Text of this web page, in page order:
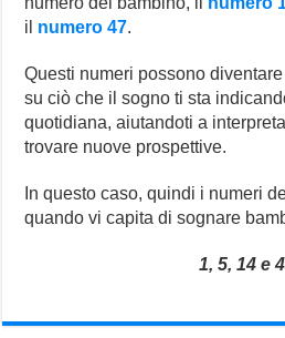
il numero 47.
Questi numeri possono
su ciò che il sogno ti sta
quotidiana, aiutandoti a
trovare nuove prospettive.
In questo caso, quindi i numeri
quando vi capita di sognare
1, 5, 14 e